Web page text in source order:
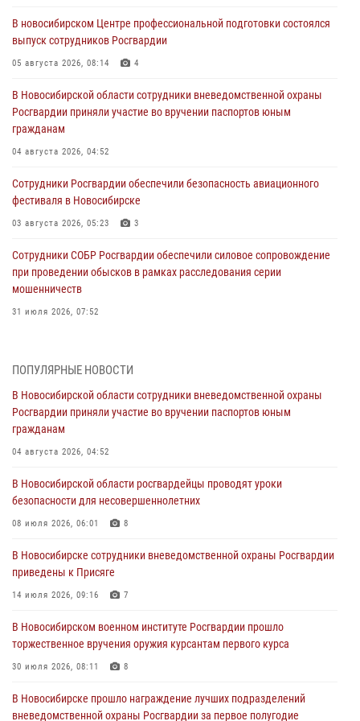
В новосибирском Центре профессиональной подготовки состоялся
выпуск сотрудников Росгвардии
05 августа 2026, 08:14 4
В Новосибирской области сотрудники вневедомственной охраны
Росгвардии приняли участие во вручении паспортов юным
гражданам
04 августа 2026, 04:52
Сотрудники Росгвардии обеспечили безопасность авиационного
фестиваля в Новосибирске
03 августа 2026, 05:23 3
Сотрудники СОБР Росгвардии обеспечили силовое сопровождение
при проведении обысков в рамках расследования серии
мошенничеств
31 июля 2026, 07:52
При силовой поддержке бойцов ОМОН и СОБР Росгвардии
пресечена деятельность группы лиц, причастных к мошенничеству
в сфере страхования
В Новосибирске сотрудниками вневедомственной охраны
Росгвардии задержан гражданин, находящийся в розыске
В Новосибирске военнослужащие отряда спецназа «Ермак»
Росгвардии провели занятия по беспарашютному десантированию
В Новосибирске военнослужащие Росгвардии почтили память детей
– жертв войны в Донбассе
ПОПУЛЯРНЫЕ НОВОСТИ
В Новосибирской области сотрудники вневедомственной охраны
Росгвардии приняли участие во вручении паспортов юным
гражданам
04 августа 2026, 04:52
В Новосибирской области росгвардейцы проводят уроки
безопасности для несовершеннолетних
08 июля 2026, 06:01 8
В Новосибирске сотрудники вневедомственной охраны Росгвардии
приведены к Присяге
14 июля 2026, 09:16 7
В Новосибирском военном институте Росгвардии прошло
торжественное вручения оружия курсантам первого курса
30 июля 2026, 08:11 8
В Новосибирске прошло награждение лучших подразделений
вневедомственной охраны Росгвардии за первое полугодие